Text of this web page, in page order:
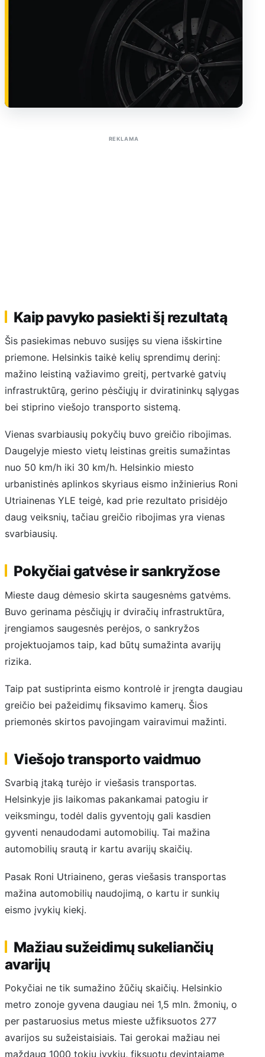
REKLAMA
Kaip pavyko pasiekti šį rezultatą
Šis pasiekimas nebuvo susijęs su viena išskirtine
priemone. Helsinkis taikė kelių sprendimų derinį:
mažino leistiną važiavimo greitį, pertvarkė gatvių
infrastruktūrą, gerino pėsčiųjų ir dviratininkų sąlygas
bei stiprino viešojo transporto sistemą.
Vienas svarbiausių pokyčių buvo greičio ribojimas.
Daugelyje miesto vietų leistinas greitis sumažintas
nuo 50 km/h iki 30 km/h. Helsinkio miesto
urbanistinės aplinkos skyriaus eismo inžinierius Roni
Utriainenas YLE teigė, kad prie rezultato prisidėjo
daug veiksnių, tačiau greičio ribojimas yra vienas
svarbiausių.
Pokyčiai gatvėse ir sankryžose
Mieste daug dėmesio skirta saugesnėms gatvėms.
Buvo gerinama pėsčiųjų ir dviračių infrastruktūra,
įrengiamos saugesnės perėjos, o sankryžos
projektuojamos taip, kad būtų sumažinta avarijų
rizika.
Taip pat sustiprinta eismo kontrolė ir įrengta daugiau
greičio bei pažeidimų fiksavimo kamerų. Šios
priemonės skirtos pavojingam vairavimui mažinti.
Viešojo transporto vaidmuo
Svarbią įtaką turėjo ir viešasis transportas.
Helsinkyje jis laikomas pakankamai patogiu ir
veiksmingu, todėl dalis gyventojų gali kasdien
gyventi nenaudodami automobilių. Tai mažina
automobilių srautą ir kartu avarijų skaičių.
Pasak Roni Utriaineno, geras viešasis transportas
mažina automobilių naudojimą, o kartu ir sunkių
eismo įvykių kiekį.
Mažiau sužeidimų sukeliančių
avarijų
Pokyčiai ne tik sumažino žūčių skaičių. Helsinkio
metro zonoje gyvena daugiau nei 1,5 mln. žmonių, o
per pastaruosius metus mieste užfiksuotos 277
avarijos su sužeistaisiais. Tai gerokai mažiau nei
maždaug 1000 tokių įvykių, fiksuotų devintajame